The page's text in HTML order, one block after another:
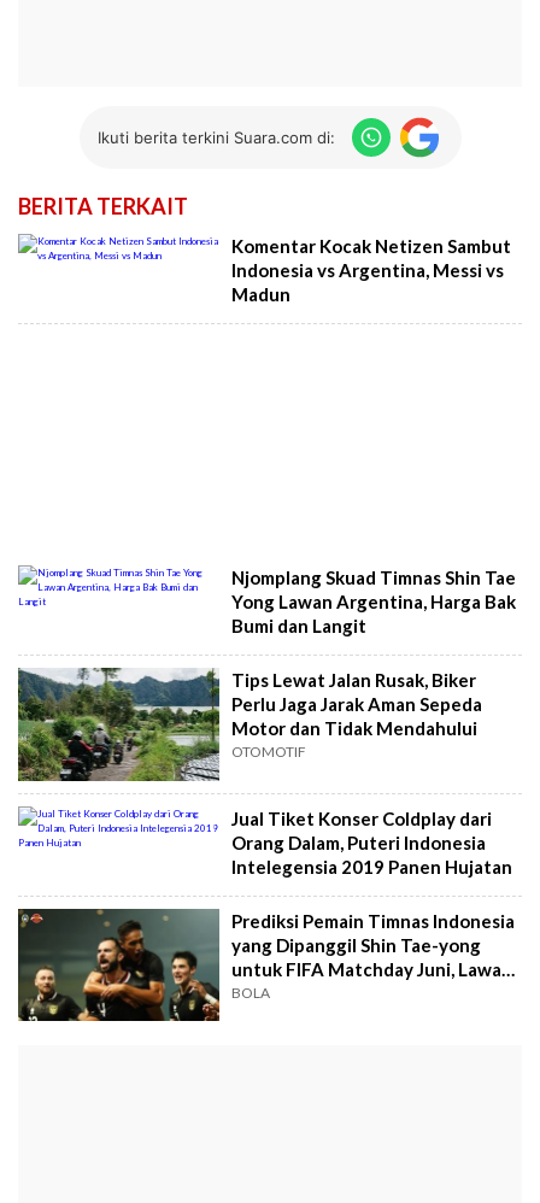
Ikuti berita terkini Suara.com di:
BERITA TERKAIT
Komentar Kocak Netizen Sambut
Indonesia vs Argentina, Messi vs
Madun
Njomplang Skuad Timnas Shin Tae
Yong Lawan Argentina, Harga Bak
Bumi dan Langit
Tips Lewat Jalan Rusak, Biker
Perlu Jaga Jarak Aman Sepeda
Motor dan Tidak Mendahului
OTOMOTIF
Jual Tiket Konser Coldplay dari
Orang Dalam, Puteri Indonesia
Intelegensia 2019 Panen Hujatan
Prediksi Pemain Timnas Indonesia
yang Dipanggil Shin Tae-yong
untuk FIFA Matchday Juni, Lawan
Argentina dan Palestina
BOLA